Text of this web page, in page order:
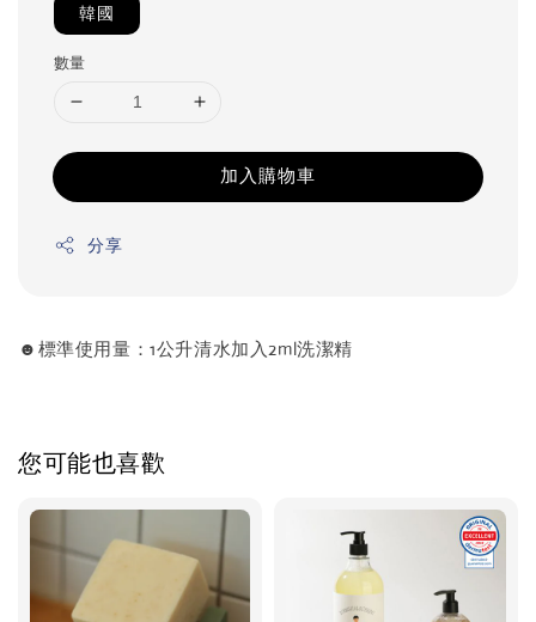
韓國
數量
加入購物車
分享
☻標準使用量：1公升清水加入2ml洗潔精
您可能也喜歡